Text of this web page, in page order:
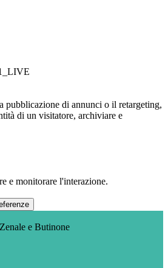
pubblicazione di annunci o il retargeting,
di un visitatore, archiviare e
e monitorare l'interazione.
e Butinone